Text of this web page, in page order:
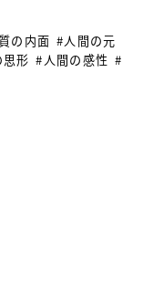
の内面 #人間の元
形 #人間の感性 #